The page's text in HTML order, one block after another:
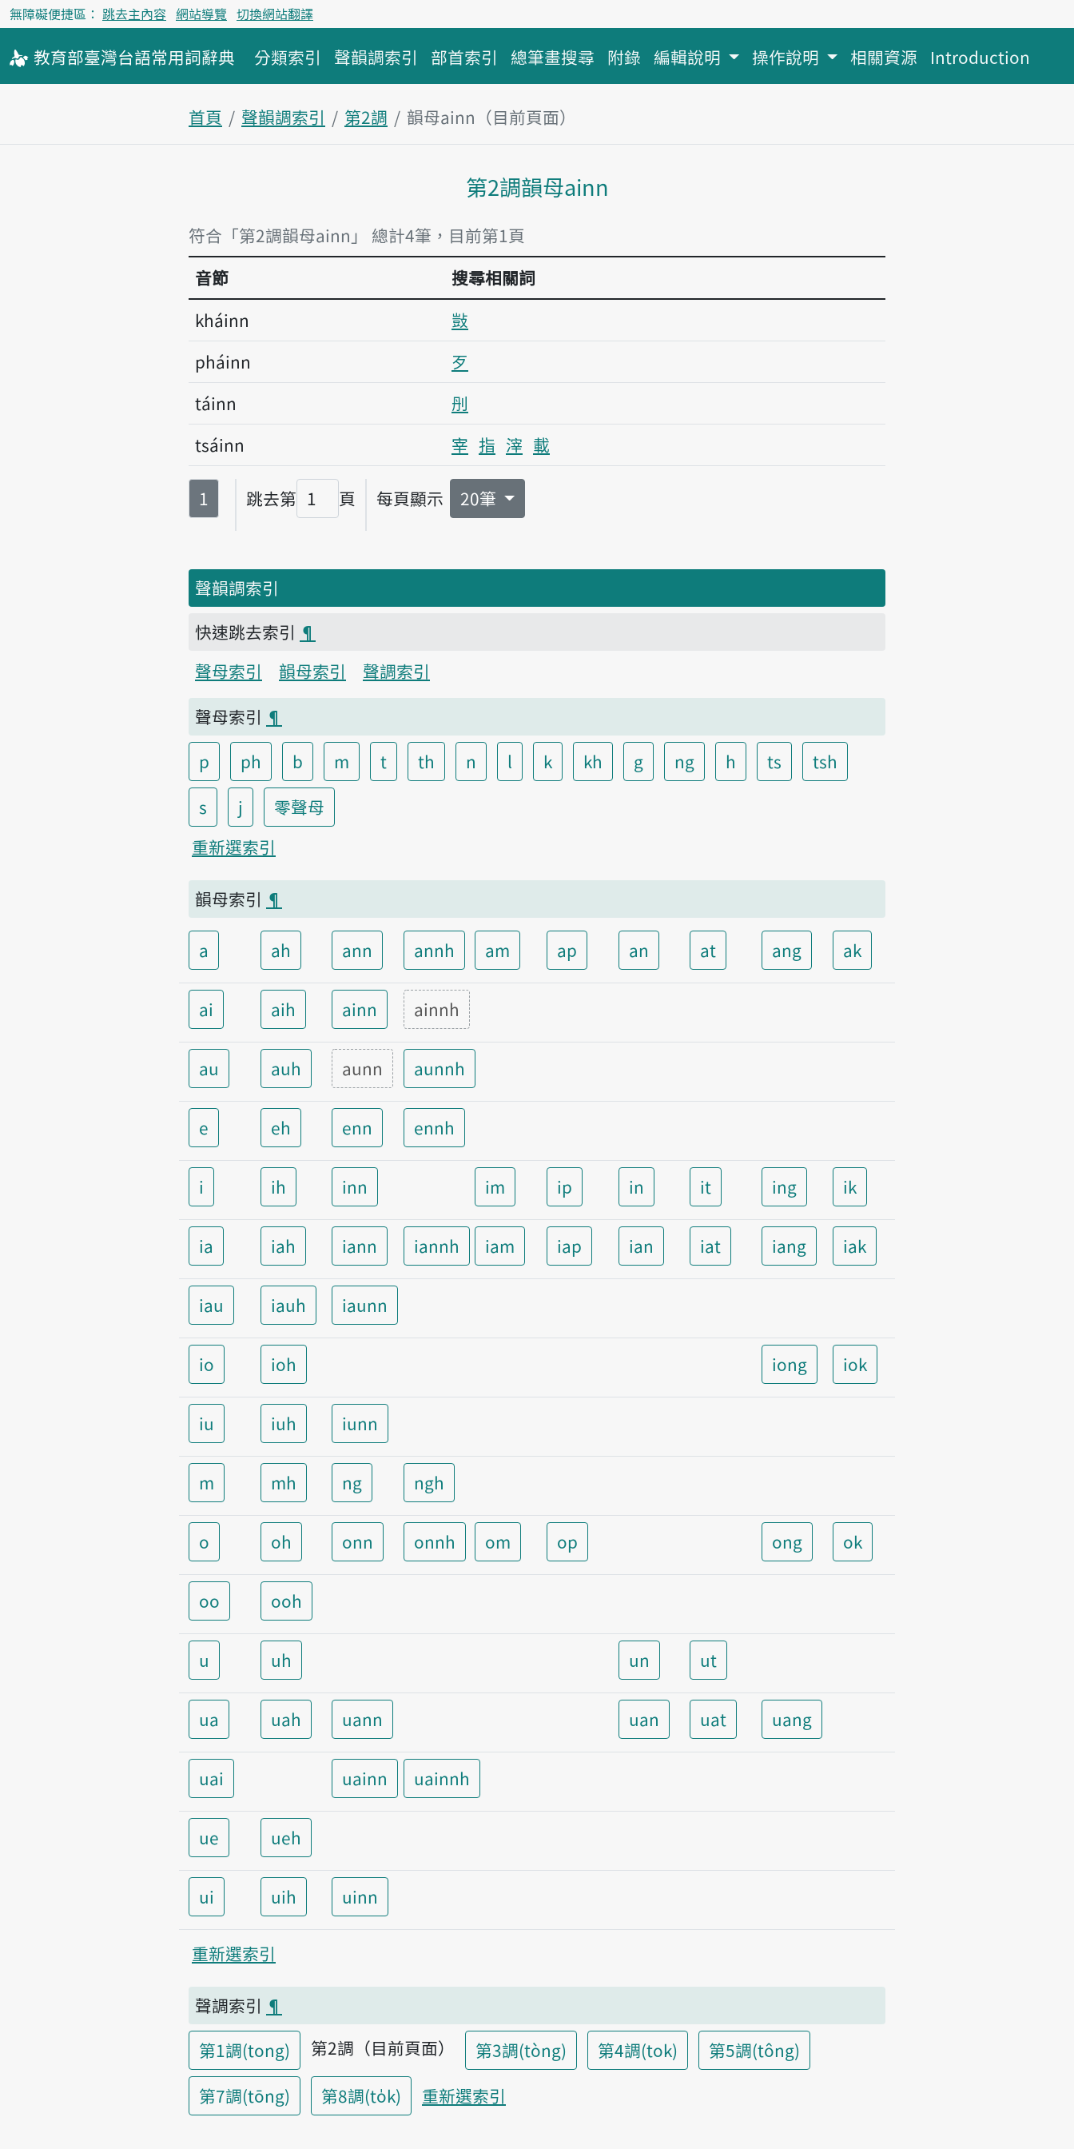
無障礙便捷區： 跳去主內容 網站導覽 切換網站翻譯
教育部臺灣台語常用詞辭典 分類索引 聲韻調索引 部首索引 總筆畫搜尋 附錄 編輯說明 操作說明 相關資源 Introduction
首頁 聲韻調索引 第2調
韻母ainn（目前頁面）
第2調韻母ainn
符合「第2調韻母ainn」 總計4筆，目前第1頁
音節
搜尋相關詞
kháinn
敱
pháinn
歹
táinn
刐
tsáinn
宰 指 滓 載
第
1 跳去第
頁碼
頁 每頁顯示 20筆
聲韻調索引
快速跳去索引 ¶
聲母索引
韻母索引
聲調索引
聲母索引 ¶
p
ph b m t th n l k kh g ng h ts
tsh
s
j
零聲母
重新選索引
韻母索引 ¶
a ah ann annh am ap an at ang ak
ai aih ainn ainnh
au auh aunn aunnh
e eh enn ennh
i ih inn im ip in it ing ik
ia iah iann iannh iam iap ian iat iang iak
iau iauh iaunn
io ioh iong iok
iu iuh iunn
m mh ng ngh
o oh onn onnh om op ong ok
oo ooh
u uh un ut
ua uah uann uan uat uang
uai uainn uainnh
ue ueh
ui uih uinn
重新選索引
聲調索引 ¶
第1調(tong)
第2調（目前頁面） 第3調(tòng) 第4調(tok)
第5調(tông)
第7調(tōng)
第8調(to̍k) 重新選索引